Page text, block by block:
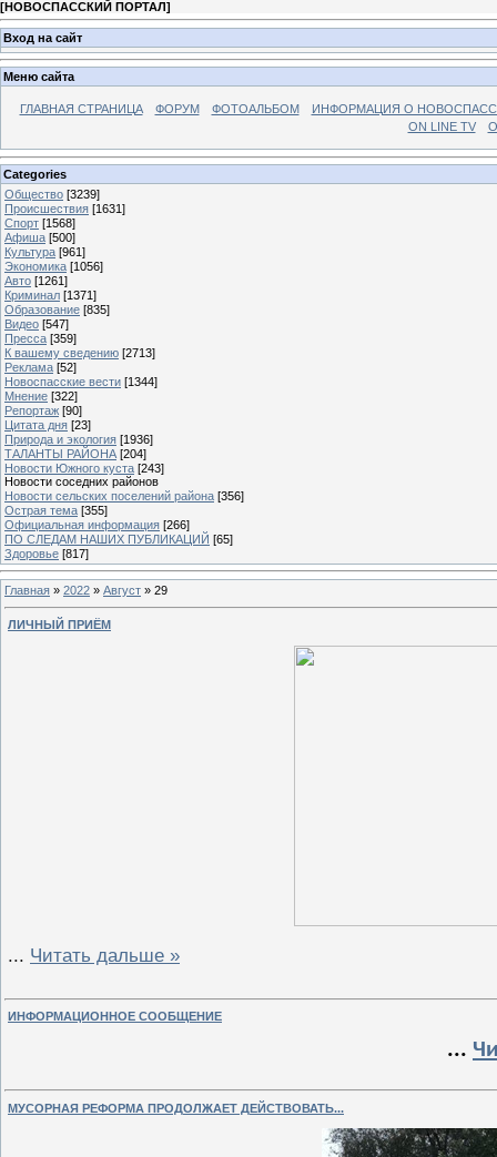
[НОВОСПАССКИЙ ПОРТАЛ]
Вход на сайт
Меню сайта
ГЛАВНАЯ СТРАНИЦА ФОРУМ ФОТОАЛЬБОМ
ИНФОРМАЦИЯ О
ON LINE TV
Categories
Общество [3239]
Происшествия [1631]
Спорт [1568]
Афиша [500]
Культура [961]
Экономика [1056]
Авто [1261]
Криминал [1371]
Образование [835]
Видео [547]
Пресса [359]
К вашему сведению [2713]
Реклама [52]
Новоспасские вести [1344]
Мнение [322]
Репортаж [90]
Цитата дня [23]
Природа и экология [1936]
ТАЛАНТЫ РАЙОНА [204]
Новости Южного куста [243]
Новости соседних районов
Новости сельских поселений района [356]
Острая тема [355]
Официальная информация [266]
ПО СЛЕДАМ НАШИХ ПУБЛИКАЦИЙ [65]
Здоровье [817]
Главная » 2022 » Август » 29
ЛИЧНЫЙ ПРИЁМ
... Читать дальше »
ИНФОРМАЦИОННОЕ СООБЩЕНИЕ
...
МУСОРНАЯ РЕФОРМА ПРОДОЛЖАЕТ ДЕЙСТВОВАТЬ...